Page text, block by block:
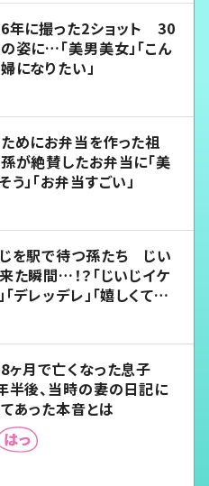
年に撮った2ショット 30
姿に…「美男美女」「こん
になりたい」
めにお弁当を作った祖
が絶賛したお弁当に「美
う」「お弁当すごい」
を駅で待つ孫たち じい
た瞬間…！？「じいじイケ
「デレッデレ」「嬉しくて可
ヶ月で亡くなった息子
半後、当時の妻の日記に
あった本音とは